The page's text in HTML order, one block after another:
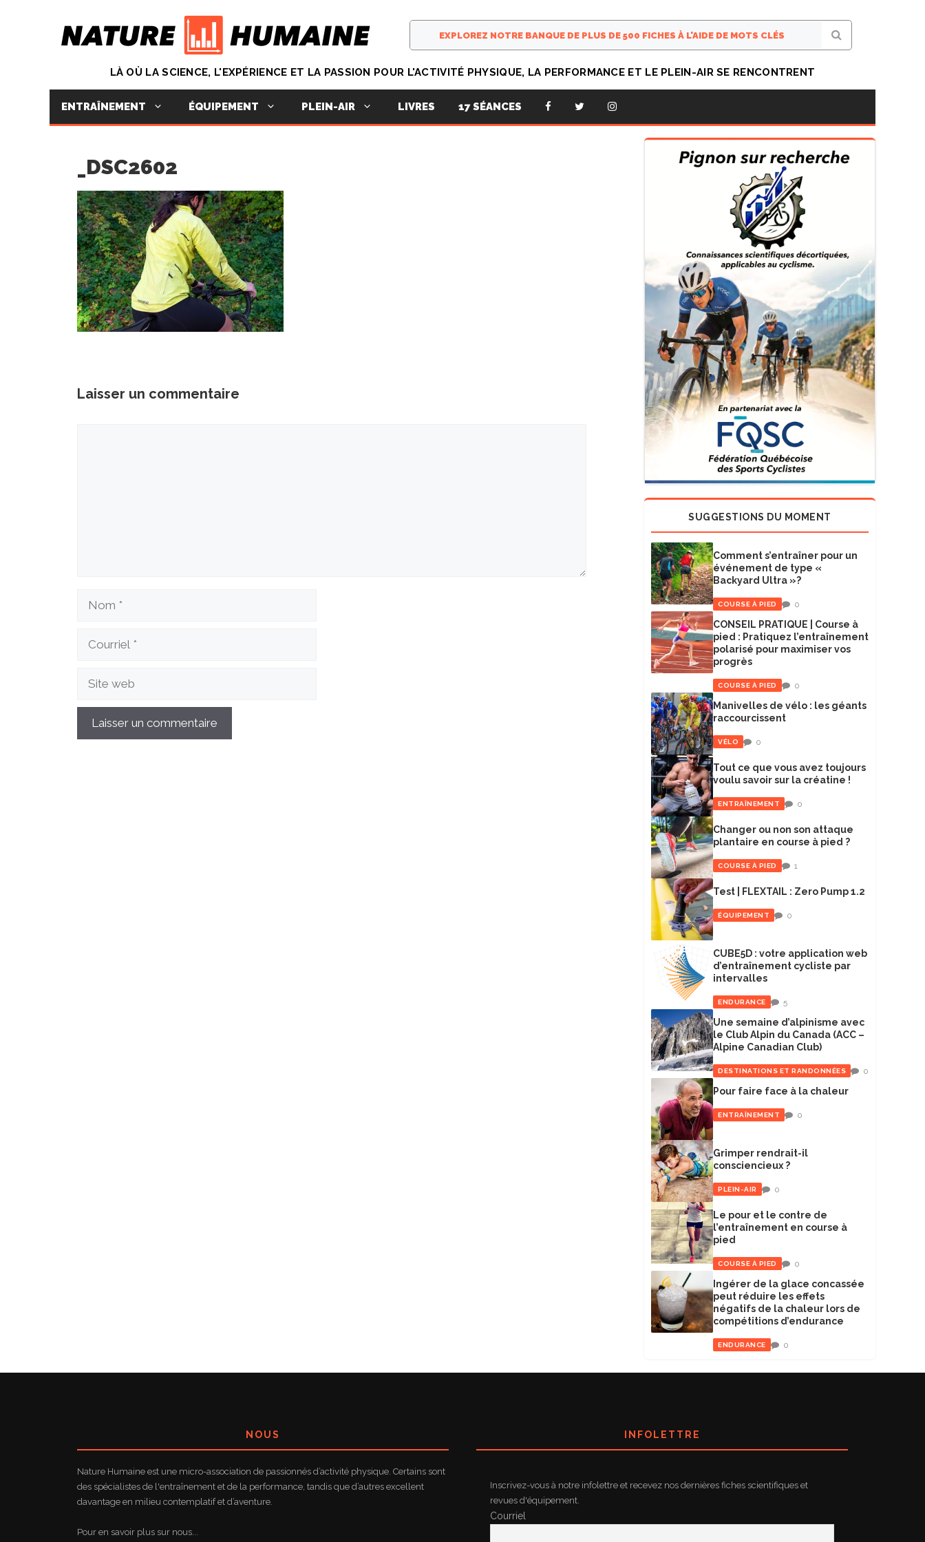
LÀ OÙ LA SCIENCE, L'EXPÉRIENCE ET LA PASSION POUR L'ACTIVITÉ PHYSIQUE, LA PERFORMANCE ET LE PLEIN-AIR SE RENCONTRENT
ENTRAÎNEMENT ÉQUIPEMENT PLEIN-AIR LIVRES 17 SÉANCES
_DSC2602
Laisser un commentaire
SUGGESTIONS DU MOMENT
Comment s’entraîner pour un
événement de type «
Backyard Ultra »?
COURSE À PIED 0
CONSEIL PRATIQUE | Course à
pied : Pratiquez l’entraînement
polarisé pour maximiser vos
progrès
COURSE À PIED 0
Manivelles de vélo : les géants
raccourcissent
VÉLO 0
Tout ce que vous avez toujours
voulu savoir sur la créatine !
ENTRAÎNEMENT 0
Changer ou non son attaque
plantaire en course à pied ?
COURSE À PIED 1
Test | FLEXTAIL : Zero Pump 1.2
ÉQUIPEMENT 0
CUBE5D : votre application web
d’entraînement cycliste par
intervalles
ENDURANCE 5
Une semaine d’alpinisme avec
le Club Alpin du Canada (ACC –
Alpine Canadian Club)
DESTINATIONS ET RANDONNÉES 0
Pour faire face à la chaleur
ENTRAÎNEMENT 0
Grimper rendrait-il
consciencieux ?
PLEIN-AIR 0
Le pour et le contre de
l’entraînement en course à
pied
COURSE À PIED 0
Ingérer de la glace concassée
peut réduire les effets
négatifs de la chaleur lors de
compétitions d’endurance
ENDURANCE 0
NOUS
Nature Humaine est une micro-association de passionnés d’activité physique. Certains sont
des spécialistes de l'entraînement et de la performance, tandis que d’autres excellent
davantage en milieu contemplatif et d’aventure.
Pour en savoir plus sur nous...
INFOLETTRE
Inscrivez-vous à notre infolettre et recevez nos dernières fiches scientifiques et
revues d'équipement.
Courriel